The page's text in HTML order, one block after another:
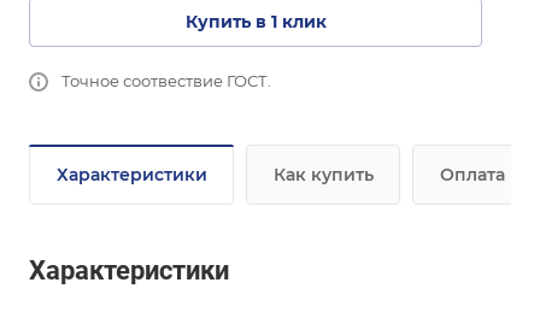
Купить в 1 клик
Точное соотвествие ГОСТ.
Характеристики Как купить Оплата
Характеристики